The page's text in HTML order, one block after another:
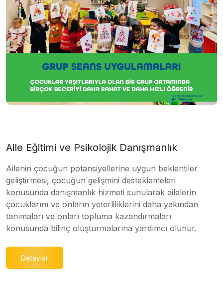
Aile Eğitimi ve Psikolojik Danışmanlık
Ailenin çocuğun potansiyellerine uygun beklentiler
geliştirmesi, çocuğun gelişmini desteklemeleri
konusunda danışmanlık hizmeti sunularak ailelerin
çocuklarını ve onların yeterliliklerini daha yakından
tanımaları ve onları topluma kazandırmaları
konusunda bilinç oluşturmalarına yardımcı olunur.
Detaylar